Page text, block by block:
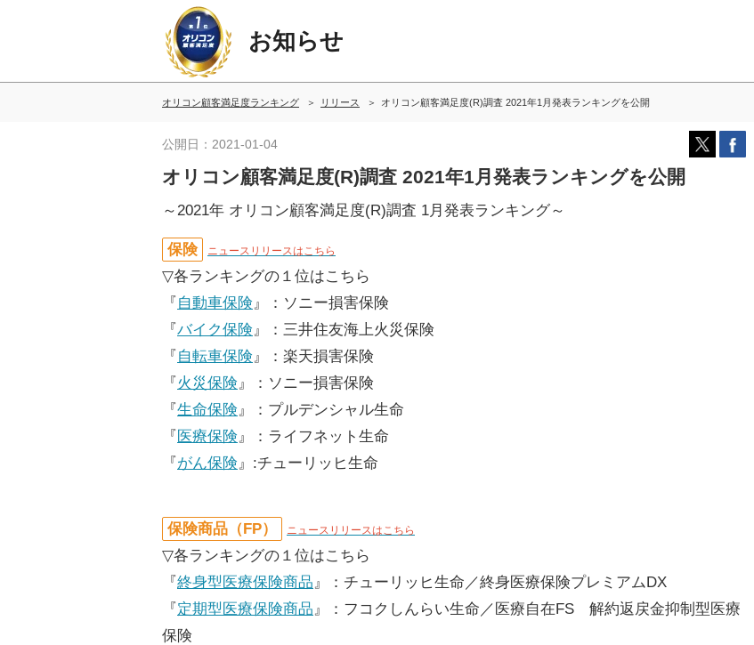
お知らせ
オリコン顧客満足度ランキング リリース オリコン顧客満足度(R)調査 2021年1月発表ランキングを公開
公開日：2021-01-04
オリコン顧客満足度(R)調査 2021年1月発表ランキングを公開
～2021年 オリコン顧客満足度(R)調査 1月発表ランキング～
保険 ニュースリリースはこちら
▽各ランキングの１位はこちら
『 自動車保険』：ソニー損害保険
『バイク保険』：三井住友海上火災保険
『 自転車保険』：楽天損害保険
『火災保険』：ソニー損害保険
『生命保険』：プルデンシャル生命
『 医療保険』：ライフネット生命
『がん保険』:チューリッヒ生命
保険商品（FP） ニュースリリースはこちら
▽各ランキングの１位はこちら
『終身型医療保険商品』：チューリッヒ生命／終身医療保険プレミアムDX
『定期型医療保険商品』：フコクしんらい生命／医療自在FS 解約返戻金抑制型医療
保険